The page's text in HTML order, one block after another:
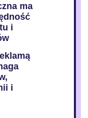
ma
i
i